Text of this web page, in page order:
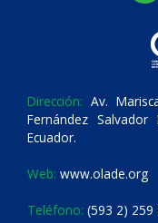
Dirección: Av.
Fernández
Ecuador.
Web: www.olade.org
Teléfono: (593 2) 259